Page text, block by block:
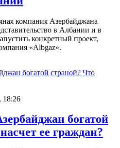
компания Азербайджана
в Албании и в
конкретный проект,
«Albgaz».
18:26
богатой
ее граждан?